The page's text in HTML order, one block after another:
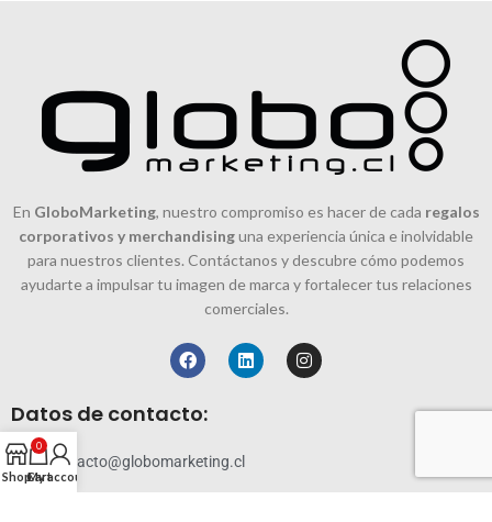
En GloboMarketing, nuestro compromiso es hacer de cada regalos
corporativos y merchandisinguna experiencia única e inolvidable
para nuestros clientes. Contáctanos y descubre cómo podemos
ayudarte a impulsar tu imagen de marca y fortalecer tus relaciones
comerciales.
Datos de contacto:
contacto@globomarketing.cl
Shop
0
Cart
My account